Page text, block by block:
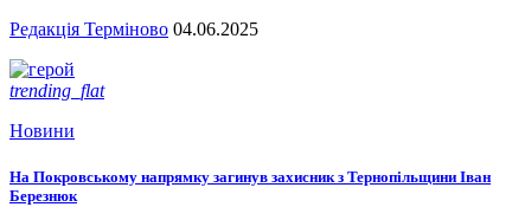
Редакція Терміново 04.06.2025
trending_flat
Новини
На Покровському напрямку загинув захисник з Тернопільщини Іван
Березнюк